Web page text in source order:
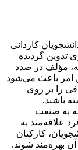
کاردانی
تدوین گردیده
مؤلف در صدد
امر باعث می‌شود
را بر روی
باشند.
به صنعت
علاقه‌مند به
کارکنان
بهره‌مند شوند.